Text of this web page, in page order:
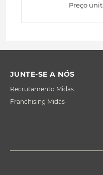
Preço
JUNTE-SE A NÓS
Recrutamento Midas
Franchising Midas